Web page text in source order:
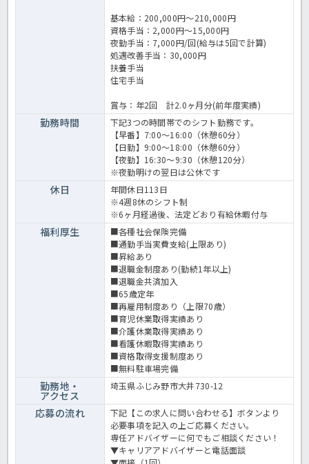
基本給：200,000円〜210,000円
資格手当：2,000円～15,000円
夜勤手当：7,000円/回(給与は5回で計算)
処遇改善手当：30,000円
扶養手当
住宅手当
賞与：年2回 計2.0ヶ月分(前年度実績)
勤務時間
下記3つの時間帯でのシフト勤務です。
【早番】7:00～16:00（休憩60分）
【日勤】9:00～18:00（休憩60分）
【夜勤】16:30～9:30（休憩120分）
※夜勤明けの翌日は公休です
休日
年間休日113日
※4週8休のシフト制
※6ヶ月経過後、法定どおり有給休暇付与
福利厚生
■各種社会保険完備
■通勤手当実費支給(上限あり)
■昇給あり
■退職金制度あり(勤続1年以上)
■退職金共済加入
■65歳定年
■再雇用制度あり（上限70歳）
■育児休業取得実績あり
■介護休業取得実績あり
■看護休暇取得実績あり
■資格取得支援制度あり
■無料駐車場完備
勤務地・
アクセス
埼玉県ふじみ野市大井730-12
応募の流れ
下記【この求人に問い合わせる】ボタンより
必要事項を記入の上ご応募ください。
専任アドバイザーに何でもご相談ください！
▼キャリアアドバイザーと電話面談